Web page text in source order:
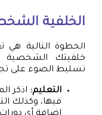
الخلفية
الخطوة التالية
خلفيتك الشخصية
تسليط الضوء على
التعليم: اذكر
فيها، وكذلك